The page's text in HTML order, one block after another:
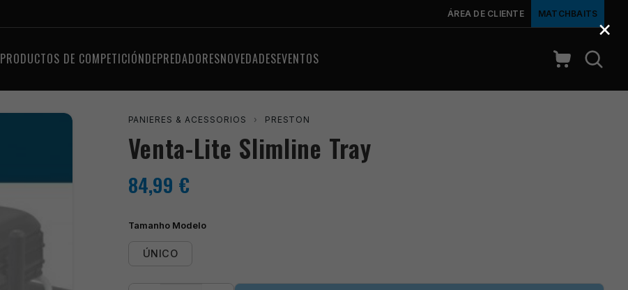
ÁREA DE CLIENTE MATCHBAITS
PRODUCTOS DE COMPETICIÓNDEPREDADORESNOVEDADESEVENTOS
PANIERES & ACESSORIOS › PRESTON
Venta-Lite Slimline Tray
84,99 €
Tamanho Modelo
ÚNICO
×